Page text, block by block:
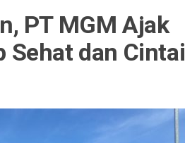
PT MGM Ajak
Sehat dan Cintai